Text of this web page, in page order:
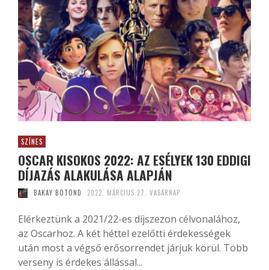
SZÍNES
OSCAR KISOKOS 2022: AZ ESÉLYEK 130 EDDIGI
DÍJAZÁS ALAKULÁSA ALAPJÁN
BAKAY BOTOND 2022. MÁRCIUS 27. VASÁRNAP
Elérkeztünk a 2021/22-es díjszezon célvonalához,
az Oscarhoz. A két héttel ezelőtti érdekességek
után most a végső erősorrendet járjuk körül. Több
verseny is érdekes állással...